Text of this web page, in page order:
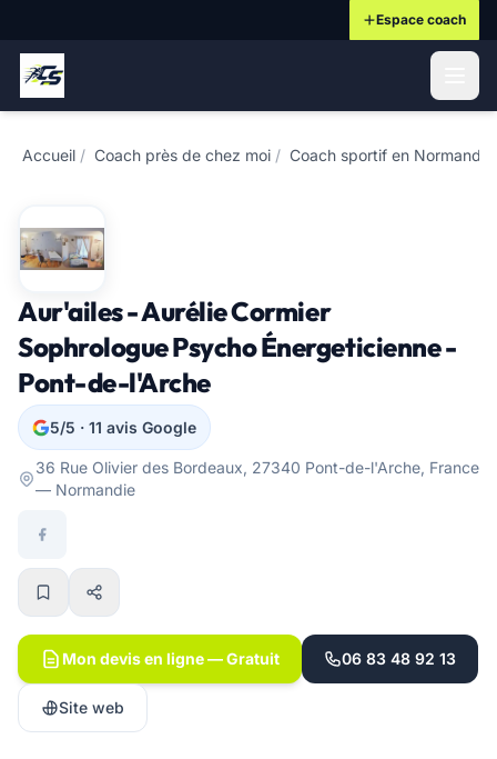
Espace coach
Accueil / Coach près de chez moi / Coach sportif en Normandie
Aur'ailes - Aurélie Cormier
Sophrologue Psycho Énergeticienne -
Pont-de-l'Arche
5/5 · 11 avis Google
36 Rue Olivier des Bordeaux, 27340 Pont-de-l'Arche, France
— Normandie
Mon devis en ligne — Gratuit 06 83 48 92 13
Site web